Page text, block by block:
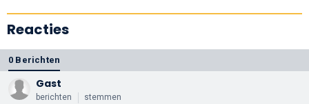
Reacties
0 Berichten
Gast
berichten stemmen